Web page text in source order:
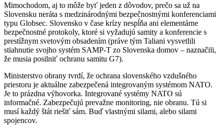
Mimochodom, aj to môže byť jeden z dôvodov, prečo sa už na
Slovensku neráta s medzinárodnými bezpečnostnými konferenciami
typu Globsec. Slovensko v čase krízy nespĺňa ani elementárne
bezpečnostné protokoly, ktoré si vyžadujú samity a konferencie s
prestížnym svetovým obsadením (práve tým Taliani vysvetlili
stiahnutie svojho systém SAMP-T zo Slovenska domov – naznačili,
že musia posilniť ochranu samitu G7).
Ministerstvo obrany tvrdí, že ochrana slovenského vzdušného
priestoru je aktuálne zabezpečená integrovaným systémom NATO.
Je to prázdna výhovorka. Integrované systémy NATO sú
informačné. Zabezpečujú prevažne monitoring, nie obranu. Tú si
musí každý štát riešiť sám. Buď vlastnými silami, alebo silami
spojencov.